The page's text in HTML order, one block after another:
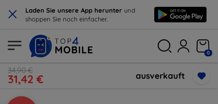
× Laden Sie unsere App herunter und
shoppen Sie noch einfacher.
0
34,90 €
31,42 € ausverkauft